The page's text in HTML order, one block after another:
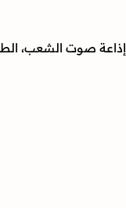
صوت الشعب،